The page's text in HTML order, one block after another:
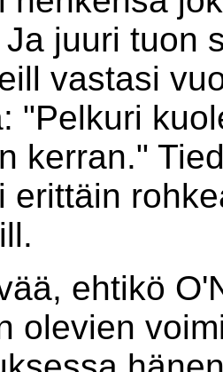
juuri tuon
vastasi
"Pelkuri
kerran."
erittäin
ehtikö
olevien